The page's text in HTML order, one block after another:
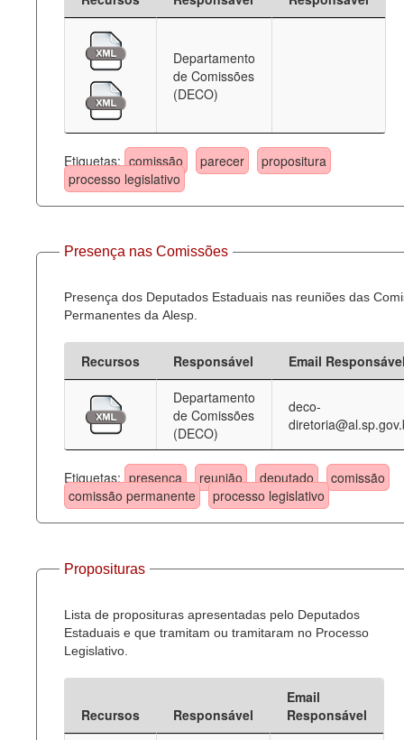
Departamento
de Comissões
(DECO)
Etiquetas: comissão parecer
propositura
processo legislativo
Presença nas Comissões
Presença dos Deputados Estaduais nas reuniões das
Permanentes da Alesp.
Recursos Responsável
Email
Departamento
de Comissões
(DECO)
deco-
Etiquetas: presença reunião deputado
comissão
comissão permanente
processo legislativo
Proposituras
Lista de proposituras apresentadas pelo Deputados
Estaduais e que tramitam ou tramitaram no Processo
Legislativo.
Recursos Responsável
Email
Responsável